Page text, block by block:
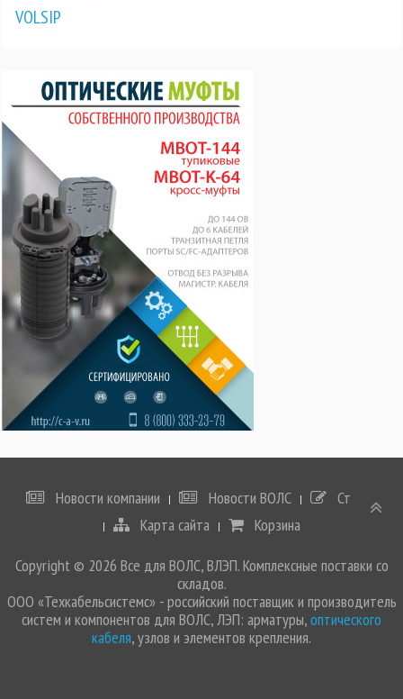
VOLSIP
Новости компании Новости ВОЛС
Статьи
Карта сайта
Корзина
Copyright © 2026 Все для ВОЛС, ВЛЭП. Комплексные поставки со
складов.
ООО «Техкабельсистемс» - российский поставщик и производитель
систем и компонентов для ВОЛС, ЛЭП: арматуры,оптического
кабеля, узлов и элементов крепления.